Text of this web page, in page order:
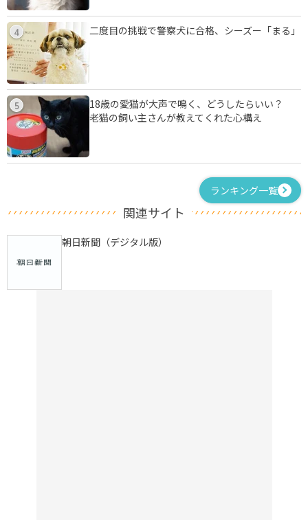
4 二度目の挑戦で警察犬に合格、シーズー「まる」
5
18歳の愛猫が大声で鳴く、どうしたらいい？
老猫の飼い主さんが教えてくれた心構え
ランキング一覧
関連サイト
朝日新聞（デジタル版）